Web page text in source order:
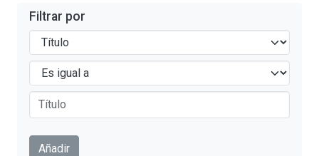
Filtrar por
Filtros
Operadores
Enviar
Añadir